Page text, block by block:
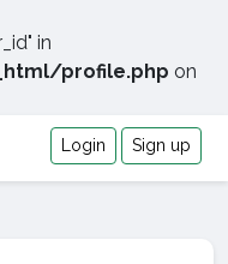
in
profile.php on
Login Sign up